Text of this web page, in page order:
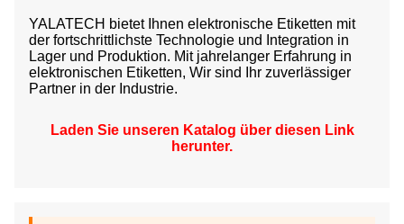
YALATECH bietet Ihnen elektronische Etiketten mit
der fortschrittlichste Technologie und Integration in
Lager und Produktion. Mit jahrelanger Erfahrung in
elektronischen Etiketten, Wir sind Ihr zuverlässiger
Partner in der Industrie.
Laden Sie unseren Katalog über diesen Link
herunter.